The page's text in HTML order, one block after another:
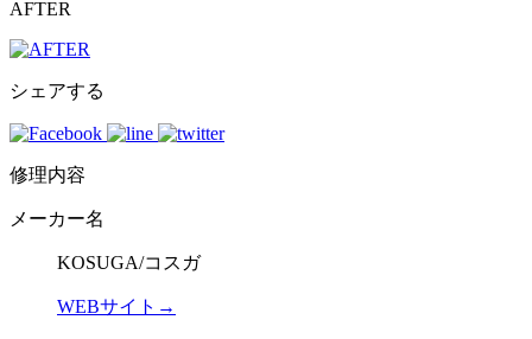
AFTER
シェアする
修理内容
メーカー名
KOSUGA/コスガ
WEBサイト→